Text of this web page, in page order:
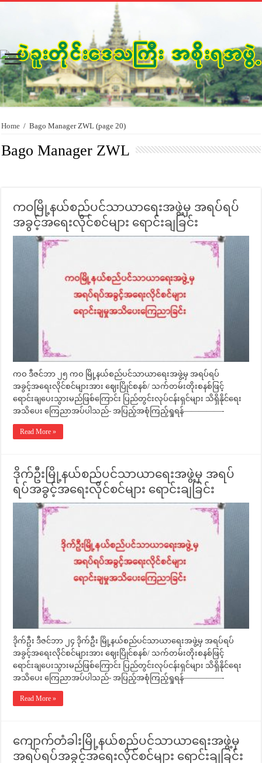
Home / Bago Manager ZWL (page 20)
Bago Manager ZWL
ကဝမြို့နယ်စည်ပင်သာယာရေးအဖွဲ့မှ အရပ်ရပ်
အခွင့်အရေးလိုင်စင်များ ရောင်းချခြင်း
ကဝ ဒီဇင်ဘာ ၂၅ ကဝ မြို့နယ်စည်ပင်သာယာရေးအဖွဲ့မှ အရပ်ရပ်
အခွင့်အရေးလိုင်စင်များအား ဈေးပြိုင်စနစ်/ သက်တမ်းတိုးစနစ်ဖြင့်
ရောင်းချပေးသွားမည်ဖြစ်ကြောင်း ပြည်တွင်းလုပ်ငန်းရှင်များ သိရှိနိုင်ရေး
အသိပေး ကြေညာအပ်ပါသည်- အပြည့်အစုံကြည့်ရှုရန်—————-
Read More »
ဒိုက်ဦးမြို့နယ်စည်ပင်သာယာရေးအဖွဲ့မှ အရပ်
ရပ်အခွင့်အရေးလိုင်စင်များ ရောင်းချခြင်း
ဒိုက်ဦး ဒီဇင်ဘာ ၂၄ ဒိုက်ဦး မြို့နယ်စည်ပင်သာယာရေးအဖွဲ့မှ အရပ်ရပ်
အခွင့်အရေးလိုင်စင်များအား ဈေးပြိုင်စနစ်/ သက်တမ်းတိုးစနစ်ဖြင့်
ရောင်းချပေးသွားမည်ဖြစ်ကြောင်း ပြည်တွင်းလုပ်ငန်းရှင်များ သိရှိနိုင်ရေး
အသိပေး ကြေညာအပ်ပါသည်- အပြည့်အစုံကြည့်ရှုရန်—————-
Read More »
ကျောက်တံခါးမြို့နယ်စည်ပင်သာယာရေးအဖွဲ့မှ
အရပ်ရပ်အခွင့်အရေးလိုင်စင်များ ရောင်းချခြင်း